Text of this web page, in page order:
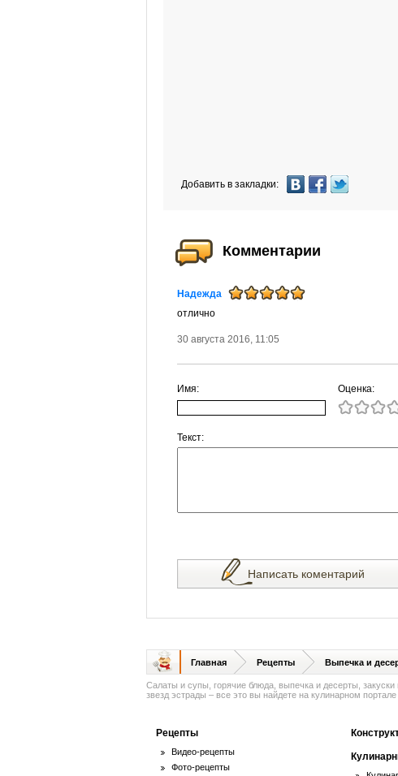
Добавить в закладки:
Комментарии
Надежда
отлично
30 августа 2016, 11:05
Имя: Оценка:
Текст:
Написать коментарий
Главная Рецепты Выпечка и
Салаты и супы, горячие блюда, выпечка и десерты,
звезд эстрады – все это вы найдете на кулинарном
Рецепты
Видео-рецепты
Фото-рецепты